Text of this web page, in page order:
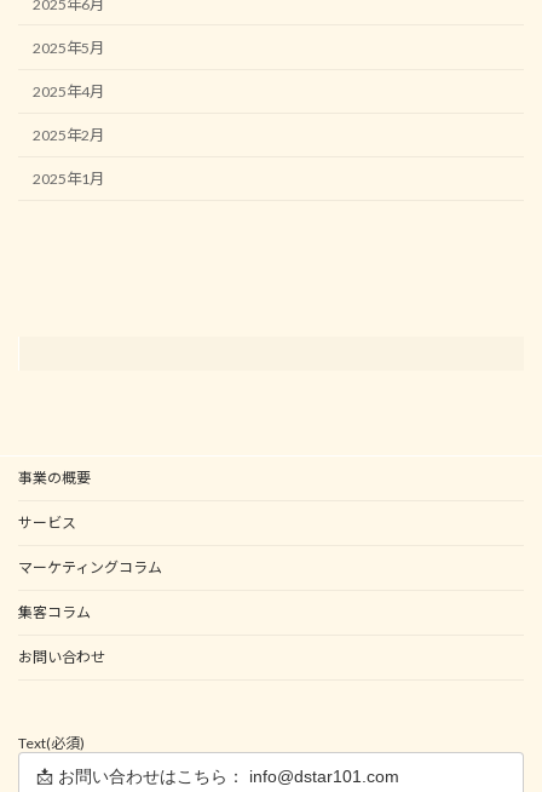
2025年6月
2025年5月
2025年4月
2025年2月
2025年1月
事業の概要
サービス
マーケティングコラム
集客コラム
お問い合わせ
Text(必須)